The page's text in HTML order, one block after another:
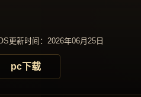
更新时间：2026年06月25日
pc下载